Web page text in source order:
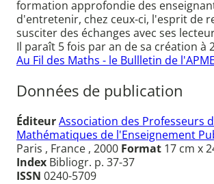
formation approfondie des
d'entretenir, chez ceux-ci, l'esprit de
susciter des échanges avec ses
Il paraît 5 fois par an de sa création à
Au Fil des Maths - le Bullletin de
Données de publication
ÉditeurAssociation des Professeurs
Mathématiques de l'Enseignement
Paris , France , 2000 Format 17 cm x
Index Bibliogr. p. 37-37
ISSN 0240-5709